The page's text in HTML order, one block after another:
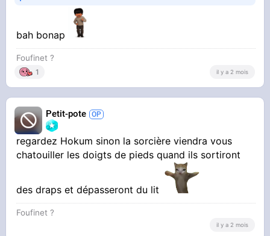
bah bonap
Foufinet ?
1 il y a 2 mois
Petit-pote
regardez Hokum sinon la sorcière viendra vous
chatouiller les doigts de pieds quand ils sortiront
des draps et dépasseront du lit
Foufinet ?
il y a 2 mois